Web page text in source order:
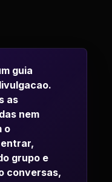
guia
as
nem
o
grupo e
conversas,